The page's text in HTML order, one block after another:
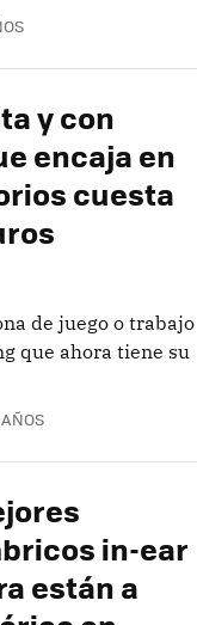
y con
encaja en
cuesta
de juego o trabajo
que ahora tiene su
in-ear
están a